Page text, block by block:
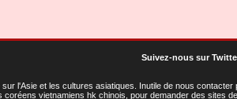
Suivez-nous sur
l'Asie et les cultures asiatiques . Inutile de nous
coréens vietnamiens hk chinois, pour demander des sites